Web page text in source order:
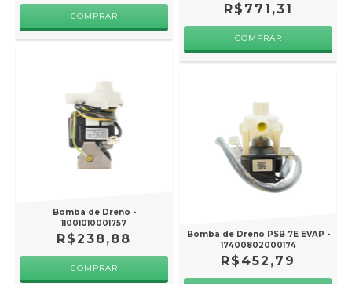
R$771,31
Bomba de Dreno -
11001010001757
R$238,88
Bomba de Dreno PSB 7E EVAP -
17400802000174
R$452,79